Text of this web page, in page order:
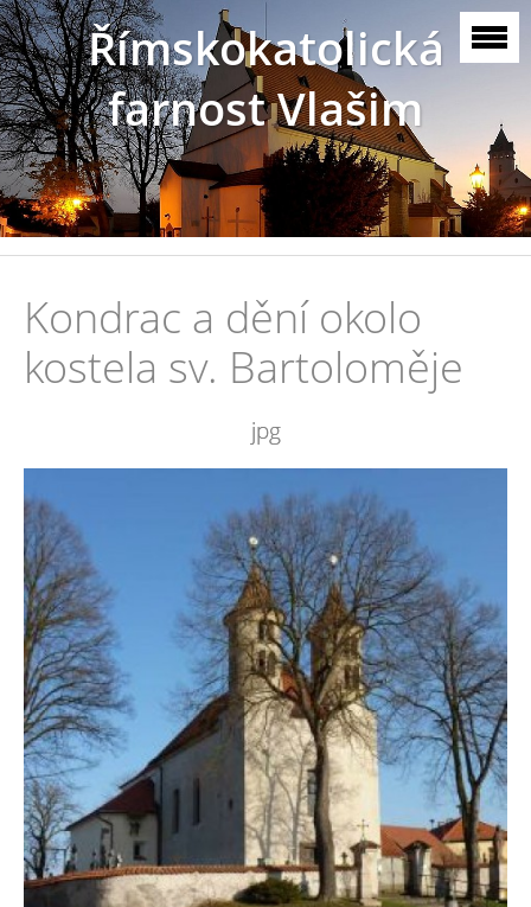
Římskokatolická
farnost Vlašim
Kondrac a dění okolo
kostela sv. Bartoloměje
jpg